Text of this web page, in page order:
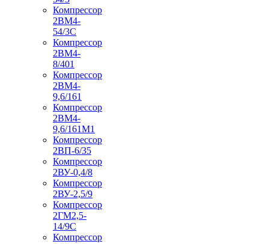
Компрессор
2ВМ4-
54/3С
Компрессор
2ВМ4-
8/401
Компрессор
2ВМ4-
9,6/161
Компрессор
2ВМ4-
9,6/161М1
Компрессор
2ВП-6/35
Компрессор
2ВУ-0,4/8
Компрессор
2ВУ-2,5/9
Компрессор
2ГМ2,5-
14/9С
Компрессор